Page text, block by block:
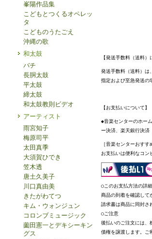
峯陽作品集
こどもとつくるオペレッ
タ
こどものうたごえ
沖縄の歌
和太鼓
バチ
長胴太鼓
平太鼓
締太鼓
和太鼓教則ビデオ
アーティスト
雨宮知子
梅原司平
太田真季
大須賀ひでき
笠木透
唐土久美子
川口真由美
きたがわてつ
キム・ウォンジュン
コロンブミュージック
薗田憲一とデキシーキン
グス
【発送手数料（送料）
発送手数料（送料）
指定および至急発送の
【お支払いについて】
◆音楽センターのホー
ー決済、楽天銀行決済
［音楽センターおすす
お支払いは便利なコン
○このお支払方法の詳細
商品の到着を確認して
請求書は商品に同封さ
○ご注意
後払いのご注文には、
債権を譲渡します。ご